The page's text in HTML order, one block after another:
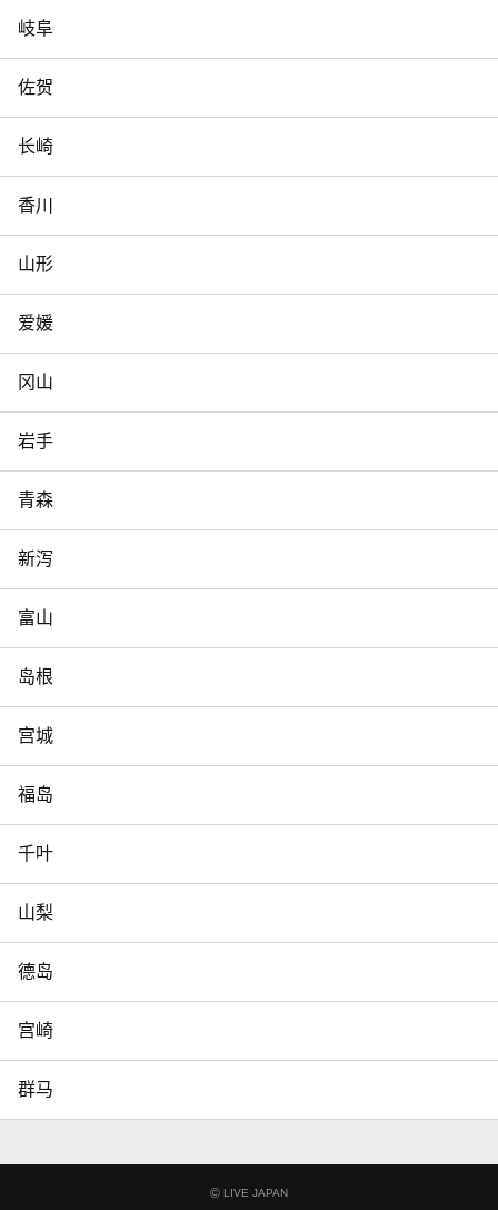
岐阜
佐贺
长崎
香川
山形
爱媛
冈山
岩手
青森
新泻
富山
岛根
宫城
福岛
千叶
山梨
德岛
宫崎
群马
© LIVE JAPAN